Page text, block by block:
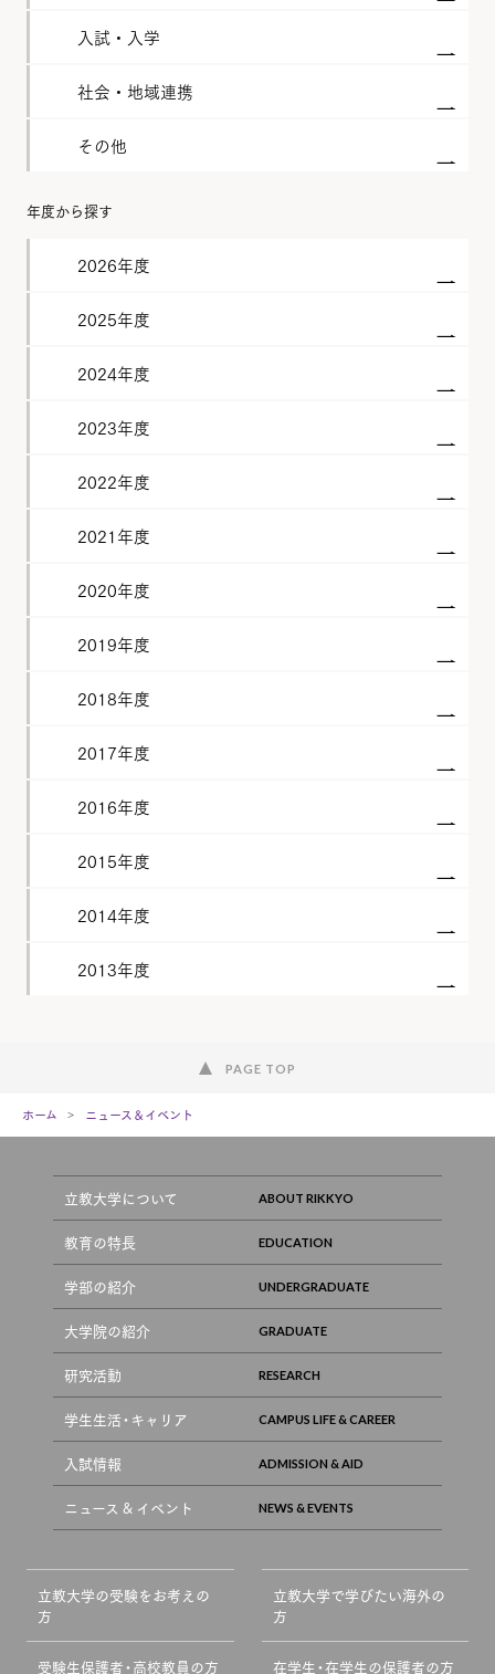
入試・入学
社会・地域連携
その他
年度から探す
2026年度
2025年度
2024年度
2023年度
2022年度
2021年度
2020年度
2019年度
2018年度
2017年度
2016年度
2015年度
2014年度
2013年度
PAGE TOP
ホーム ニュース＆イベント
立教大学について
教育の特長
学部の紹介
大学院の紹介
研究活動
学生生活・キャリア
入試情報
ニュース & イベント
立教大学の受験をお考えの
方
立教大学で学びたい海外の
方
受験生保護者・高校教員の方 在学生・在学生の保護者の方